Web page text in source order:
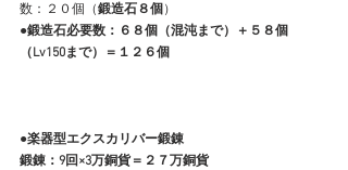
数：２０個（鍛造石８個 ）
●鍛造石必要数：６８個（混沌まで）＋５８個
（Lv150まで）＝１２６個
●楽器型エクスカリバー鍛錬
鍛錬：9回×3万銅貨＝２７万銅貨